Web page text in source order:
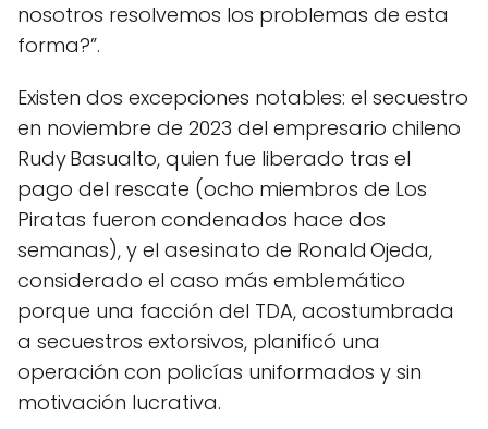
nosotros resolvemos los problemas de esta
forma?”.
Existen dos excepciones notables: el secuestro
en noviembre de 2023 del empresario chileno
Rudy Basualto, quien fue liberado tras el
pago del rescate (ocho miembros de Los
Piratas fueron condenados hace dos
semanas), y el asesinato de Ronald Ojeda,
considerado el caso más emblemático
porque una facción del TDA, acostumbrada
a secuestros extorsivos, planificó una
operación con policías uniformados y sin
motivación lucrativa.